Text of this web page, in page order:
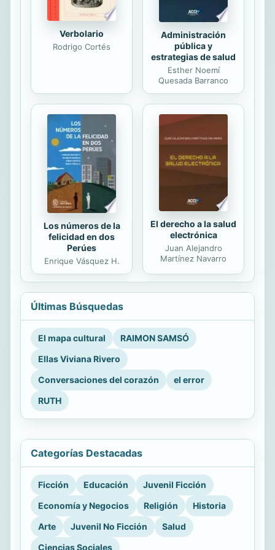
Verbolario
Rodrigo Cortés
Administración
pública y
estrategias de salud
Esther Noemí
Quesada Barranco
Los números de la
felicidad en dos
Perúes
Enrique Vásquez H.
El derecho a la salud
electrónica
Juan Alejandro
Martínez Navarro
Últimas Búsquedas
El mapa cultural
RAIMON SAMSÓ
Ellas Viviana Rivero
Conversaciones del corazón
el error
RUTH
Categorías Destacadas
Ficción Educación
Juvenil Ficción
Economía y Negocios
Religión
Historia
Arte
Juvenil No Ficción
Salud
Ciencias Sociales